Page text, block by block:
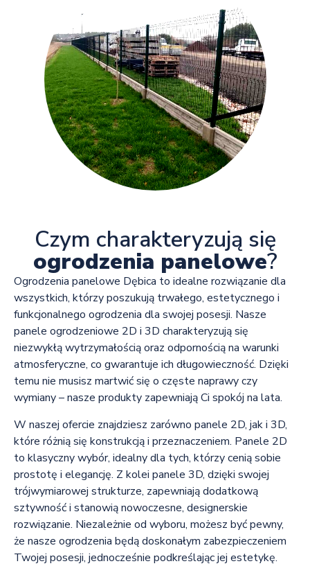
Czym charakteryzują się
ogrodzenia panelowe?
Ogrodzenia panelowe Dębica to idealne rozwiązanie dla
wszystkich, którzy poszukują trwałego, estetycznego i
funkcjonalnego ogrodzenia dla swojej posesji. Nasze
panele ogrodzeniowe 2D i 3D charakteryzują się
niezwykłą wytrzymałością oraz odpornością na warunki
atmosferyczne, co gwarantuje ich długowieczność. Dzięki
temu nie musisz martwić się o częste naprawy czy
wymiany – nasze produkty zapewniają Ci spokój na lata.
W naszej ofercie znajdziesz zarówno panele 2D, jak i 3D,
które różnią się konstrukcją i przeznaczeniem. Panele 2D
to klasyczny wybór, idealny dla tych, którzy cenią sobie
prostotę i elegancję. Z kolei panele 3D, dzięki swojej
trójwymiarowej strukturze, zapewniają dodatkową
sztywność i stanowią nowoczesne, designerskie
rozwiązanie. Niezależnie od wyboru, możesz być pewny,
że nasze ogrodzenia będą doskonałym zabezpieczeniem
Twojej posesji, jednocześnie podkreślając jej estetykę.